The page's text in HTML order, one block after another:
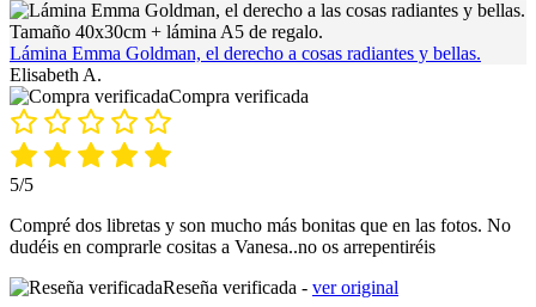
Lámina Emma Goldman, el derecho a cosas radiantes y bellas.
Elisabeth A.
Compra verificada
5/5
Compré dos libretas y son mucho más bonitas que en las fotos. No
dudéis en comprarle cositas a Vanesa..no os arrepentiréis
Reseña verificada - ver original